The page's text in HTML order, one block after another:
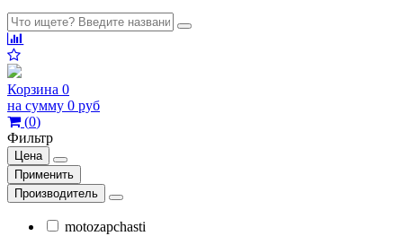
Корзина 0
на сумму 0 руб
(0)
Фильтр
Цена
Применить
Производитель
motozapchasti